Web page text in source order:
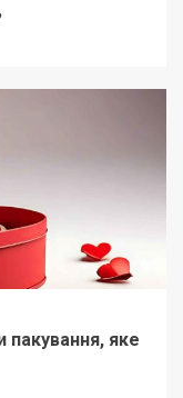
пакування, яке